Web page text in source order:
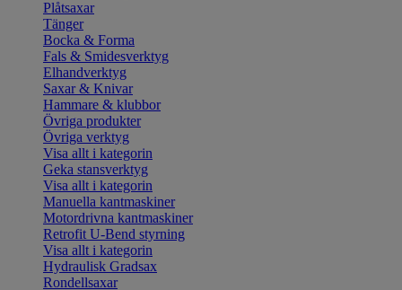
Plåtsaxar
Tänger
Bocka & Forma
Fals & Smidesverktyg
Elhandverktyg
Saxar & Knivar
Hammare & klubbor
Övriga produkter
Övriga verktyg
Visa allt i kategorin
Geka stansverktyg
Visa allt i kategorin
Manuella kantmaskiner
Motordrivna kantmaskiner
Retrofit U-Bend styrning
Visa allt i kategorin
Hydraulisk Gradsax
Rondellsaxar